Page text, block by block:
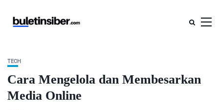
TECH
Cara Mengelola dan Membesarkan
Media Online